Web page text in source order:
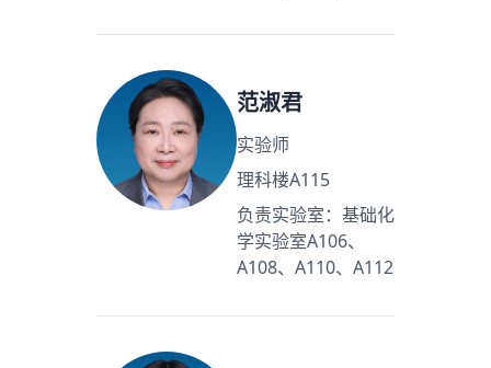
范淑君
实验师
理科楼A115
负责实验室：基础化
学实验室A106、
A108、A110、A112